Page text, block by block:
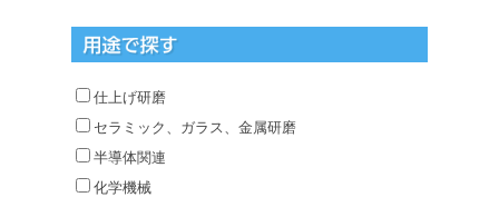
仕上げ研磨
セラミック、ガラス、金属研磨
半導体関連
化学機械